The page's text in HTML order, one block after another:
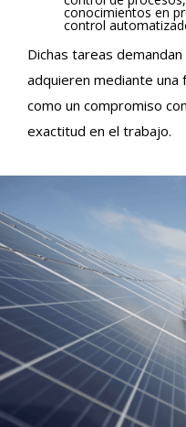
conocimientos en
control
Dichas tareas
adquieren mediante una
como un compromiso
exactitud en el trabajo.